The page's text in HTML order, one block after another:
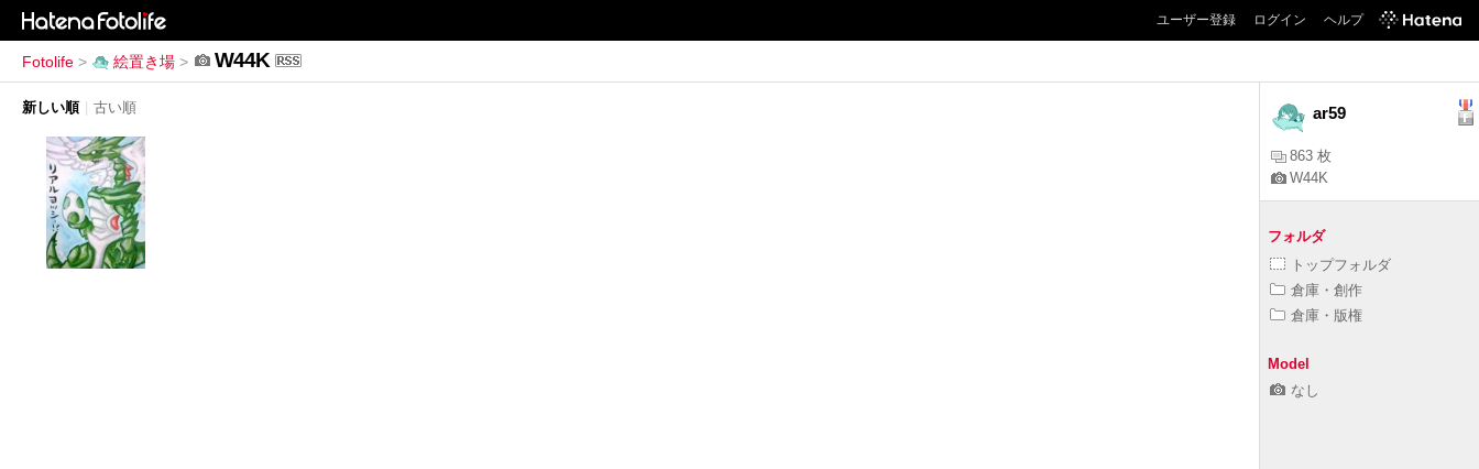
ユーザー登録 ログイン ヘルプ
Fotolife > 絵置き場 > W44K
新しい順 | 古い順 ar59
863 枚
W44K
フォルダ
トップフォルダ
倉庫・創作
倉庫・版権
Model
なし